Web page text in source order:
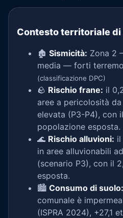
Contesto territoriale di
🏚️ Sismicità: Zona 2
media — forti
(classificazione DPC)
🪨 Rischio frane: il
aree a pericolosità
elevata (P3-P4), con
popolazione esposta.
🌊 Rischio alluvioni: il
in aree alluvionabili
(scenario P3), con il
esposta.
🏙️ Consumo di suolo:
comunale è
(ISPRA 2024), +27,1